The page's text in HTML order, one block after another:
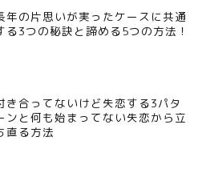
年の片思いが実ったケースに共通
る3つの秘訣と諦める5つの方法！
き合ってないけど失恋する3パタ
ンと何も始まってない失恋から立
直る方法